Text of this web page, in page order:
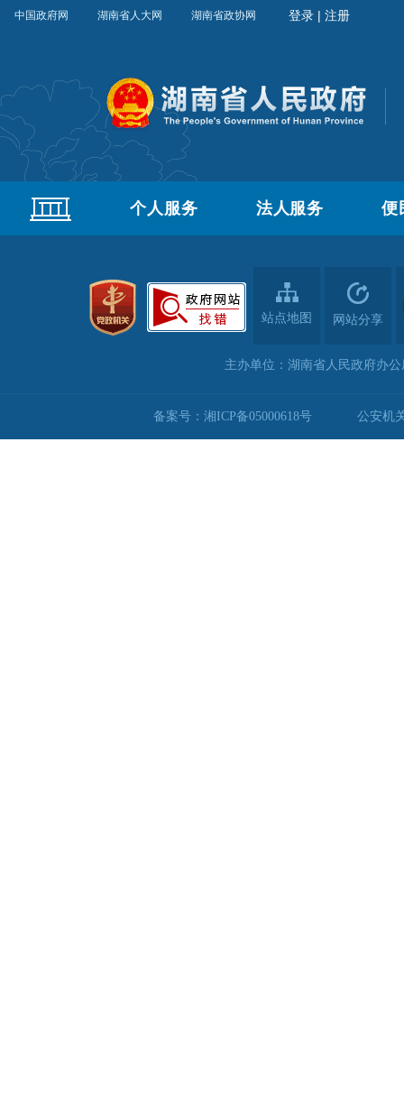
中国政府网 湖南省人大网 湖南省政协网
个人服务 法人服务 便
站点地图 网站分享
主办单位：湖南省人民政府办公
备案号：湘ICP备05000618号 公安机